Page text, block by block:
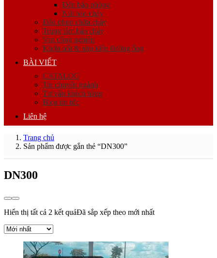
Đèn báo phòng
Nút báo cháy
Đầu phun chữa cháy
Trung tâm báo cháy
Van công nghiệp
Khớp nối & phụ kiện đường ống
BÀI VIẾT
CATALOG
Tin chuyên ngành
Tư vấn khách hàng
Blog tin tức
Liên hệ
Trang chủ
Sản phẩm được gắn thẻ “DN300”
DN300
Hiển thị tất cả 2 kết quảĐã sắp xếp theo mới nhất